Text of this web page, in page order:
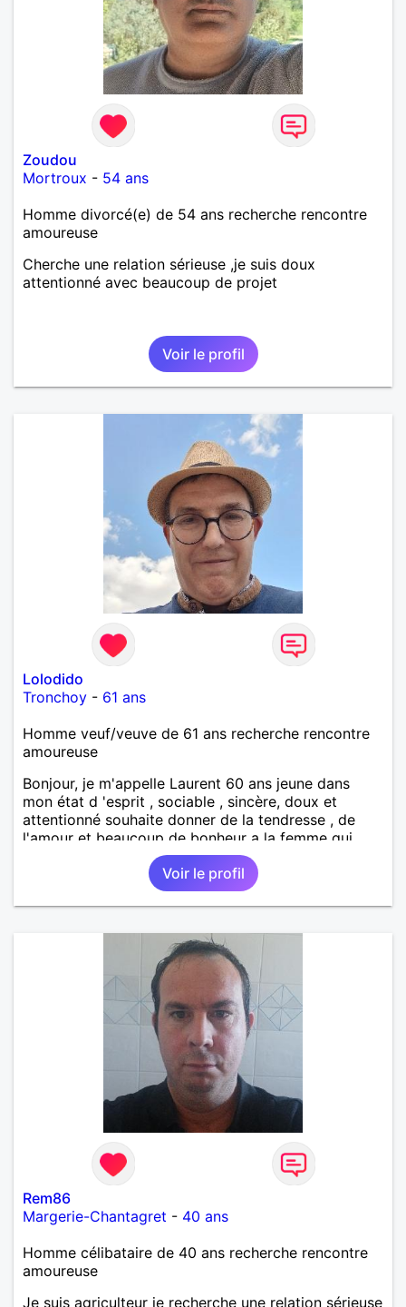
Zoudou
Mortroux - 54 ans
Homme divorcé(e) de 54 ans recherche rencontre
amoureuse
Cherche une relation sérieuse ,je suis doux
attentionné avec beaucoup de projet
Voir le profil
Lolodido
Tronchoy - 61 ans
Homme veuf/veuve de 61 ans recherche rencontre
amoureuse
Bonjour, je m'appelle Laurent 60 ans jeune dans
mon état d 'esprit , sociable , sincère, doux et
attentionné souhaite donner de la tendresse , de
l'amour et beaucoup de bonheur a la femme qui
souhaitera partager ma vie . Bientôt en retraite a la
fin de l 'année et libre de toute contrainte. Digne de
confiance à la femme qui voudras m 'en accorder
en toute sincérité. Pour le reste venez me découvrir
Voir le profil
Rem86
Margerie-Chantagret - 40 ans
Homme célibataire de 40 ans recherche rencontre
amoureuse
Je suis agriculteur je recherche une relation sérieuse